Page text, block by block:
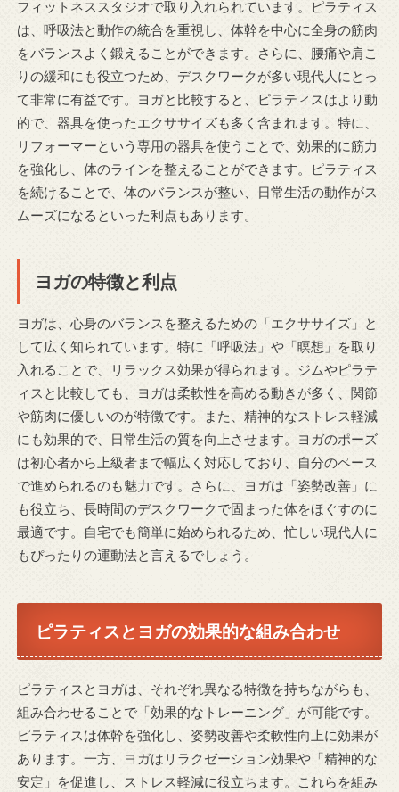
フィットネススタジオで取り入れられています。ピラティス
は、呼吸法と動作の統合を重視し、体幹を中心に全身の筋肉
をバランスよく鍛えることができます。さらに、腰痛や肩こ
りの緩和にも役立つため、デスクワークが多い現代人にとっ
て非常に有益です。ヨガと比較すると、ピラティスはより動
的で、器具を使ったエクササイズも多く含まれます。特に、
リフォーマーという専用の器具を使うことで、効果的に筋力
を強化し、体のラインを整えることができます。ピラティス
を続けることで、体のバランスが整い、日常生活の動作がス
ムーズになるといった利点もあります。
ヨガの特徴と利点
ヨガは、心身のバランスを整えるための「エクササイズ」と
して広く知られています。特に「呼吸法」や「瞑想」を取り
入れることで、リラックス効果が得られます。ジムやピラテ
ィスと比較しても、ヨガは柔軟性を高める動きが多く、関節
や筋肉に優しいのが特徴です。また、精神的なストレス軽減
にも効果的で、日常生活の質を向上させます。ヨガのポーズ
は初心者から上級者まで幅広く対応しており、自分のペース
で進められるのも魅力です。さらに、ヨガは「姿勢改善」に
も役立ち、長時間のデスクワークで固まった体をほぐすのに
最適です。自宅でも簡単に始められるため、忙しい現代人に
もぴったりの運動法と言えるでしょう。
ピラティスとヨガの効果的な組み合わせ
ピラティスとヨガは、それぞれ異なる特徴を持ちながらも、
組み合わせることで「効果的なトレーニング」が可能です。
ピラティスは体幹を強化し、姿勢改善や柔軟性向上に効果が
あります。一方、ヨガはリラクゼーション効果や「精神的な
安定」を促進し、ストレス軽減に役立ちます。これらを組み